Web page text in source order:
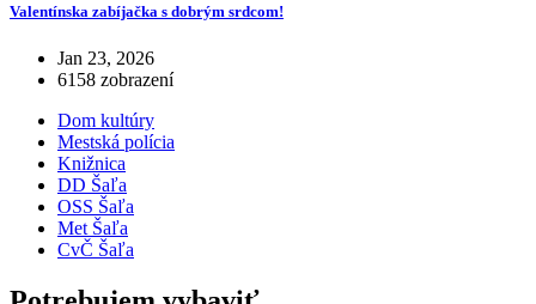
Valentínska zabíjačka s dobrým srdcom!
Jan 23, 2026
6158 zobrazení
Dom kultúry
Mestská polícia
Knižnica
DD Šaľa
OSS Šaľa
Met Šaľa
CvČ Šaľa